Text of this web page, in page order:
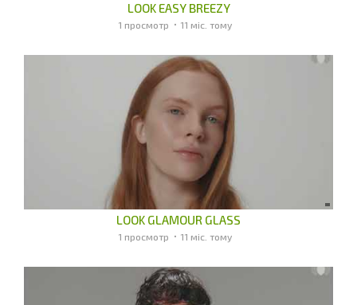
LOOK EASY BREEZY
1 просмотр 11 міс. тому
LOOK GLAMOUR GLASS
1 просмотр 11 міс. тому